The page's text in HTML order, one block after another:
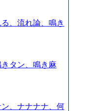
、流れ論、鳴き
タン、鳴き麻
、ナナナナ、何